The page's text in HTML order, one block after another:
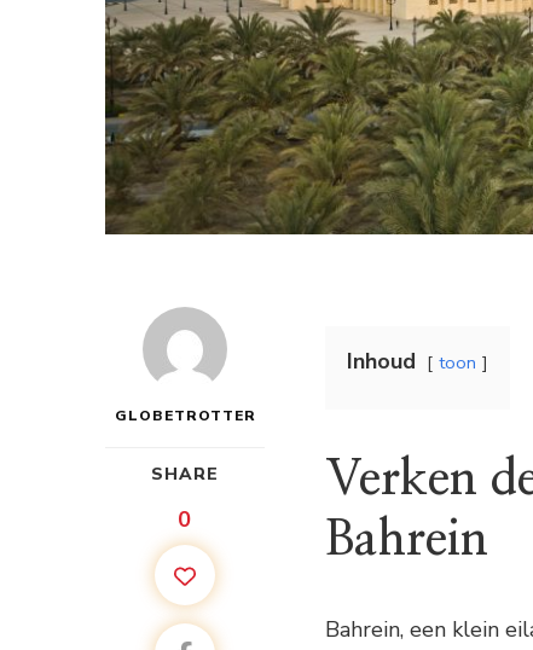
GLOBETROTTER
SHARE
0
Inhoud toon
Verken
Bahrein
Bahrein, een klein